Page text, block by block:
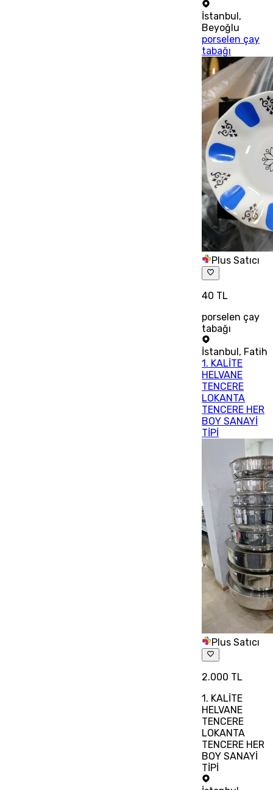
İstanbul ,
Beyoğlu
porselen çay
tabağı
Plus Satıcı
40 TL
porselen çay
tabağı
İstanbul, Fatih
1. KALİTE
HELVANE
TENCERE
LOKANTA
TENCERE HER
BOY SANAYİ
TİPİ
Plus Satıcı
2.000 TL
1. KALİTE
HELVANE
TENCERE
LOKANTA
TENCERE HER
BOY SANAYİ
TİPİ